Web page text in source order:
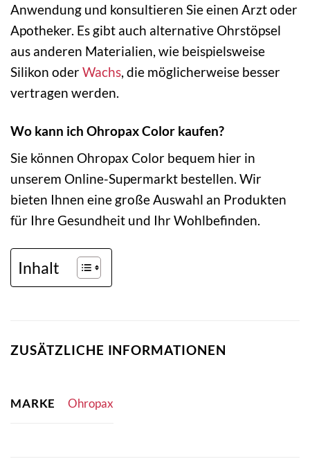
Anwendung und konsultieren Sie einen Arzt oder
Apotheker. Es gibt auch alternative Ohrstöpsel
aus anderen Materialien, wie beispielsweise
Silikon oderWachs, die möglicherweise besser
vertragen werden.
Wo kann ich Ohropax Color kaufen?
Sie können Ohropax Color bequem hier in
unserem Online-Supermarkt bestellen. Wir
bieten Ihnen eine große Auswahl an Produkten
für Ihre Gesundheit und Ihr Wohlbefinden.
Inhalt
ZUSÄTZLICHE INFORMATIONEN
MARKE Ohropax